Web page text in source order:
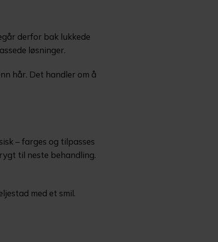
derfor bak lukkede
løsninger.
hår. Det handler om å
– farges og tilpasses
til neste behandling.
med et smil.